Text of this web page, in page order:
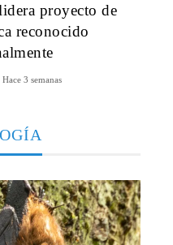
proyecto de
reconocido
Hace 3 semanas